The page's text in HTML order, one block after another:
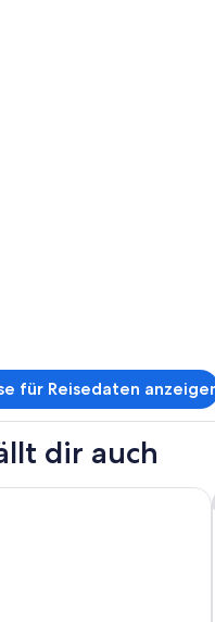
für Reisedaten
dir auch
- All Inclusive